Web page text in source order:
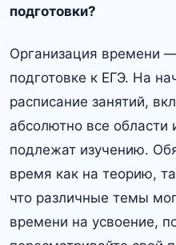
подготовки?
Организация времени
подготовке к ЕГЭ. На
расписание занятий,
абсолютно все области
подлежат изучению.
время как на теорию,
что различные темы
времени на усвоение,